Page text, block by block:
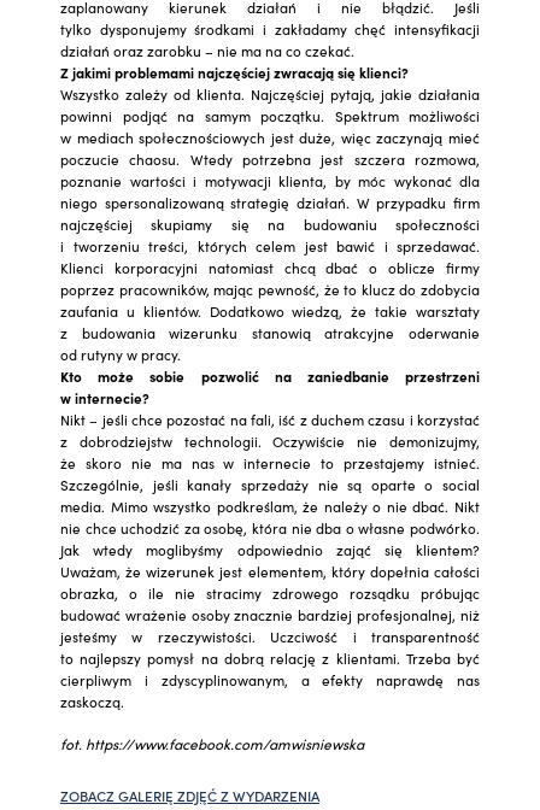
zaplanowany kierunek działań i nie błądzić. Jeśli
tylko dysponujemy środkami i zakładamy chęć intensyfikacji
działań oraz zarobku – nie ma na co czekać.
Z jakimi problemami najczęściej zwracają się klienci?
Wszystko zależy od klienta. Najczęściej pytają, jakie działania
powinni podjąć na samym początku. Spektrum możliwości
w mediach społecznościowych jest duże, więc zaczynają mieć
poczucie chaosu. Wtedy potrzebna jest szczera rozmowa,
poznanie wartości i motywacji klienta, by móc wykonać dla
niego spersonalizowaną strategię działań. W przypadku firm
najczęściej skupiamy się na budowaniu społeczności
i tworzeniu treści, których celem jest bawić i sprzedawać.
Klienci korporacyjni natomiast chcą dbać o oblicze firmy
poprzez pracowników, mając pewność, że to klucz do zdobycia
zaufania u klientów. Dodatkowo wiedzą, że takie warsztaty
z budowania wizerunku stanowią atrakcyjne oderwanie
od rutyny w pracy.
Kto może sobie pozwolić na zaniedbanie przestrzeni
w internecie?
Nikt – jeśli chce pozostać na fali, iść z duchem czasu i korzystać
z dobrodziejstw technologii. Oczywiście nie demonizujmy,
że skoro nie ma nas w internecie to przestajemy istnieć.
Szczególnie, jeśli kanały sprzedaży nie są oparte o social
media. Mimo wszystko podkreślam, że należy o nie dbać. Nikt
nie chce uchodzić za osobę, która nie dba o własne podwórko.
Jak wtedy moglibyśmy odpowiednio zająć się klientem?
Uważam, że wizerunek jest elementem, który dopełnia całości
obrazka, o ile nie stracimy zdrowego rozsądku próbując
budować wrażenie osoby znacznie bardziej profesjonalnej, niż
jesteśmy w rzeczywistości. Uczciwość i transparentność
to najlepszy pomysł na dobrą relację z klientami. Trzeba być
cierpliwym i zdyscyplinowanym, a efekty naprawdę nas
zaskoczą.
fot. https://www.facebook.com/amwisniewska
ZOBACZ GALERIĘ ZDJĘĆ Z WYDARZENIA